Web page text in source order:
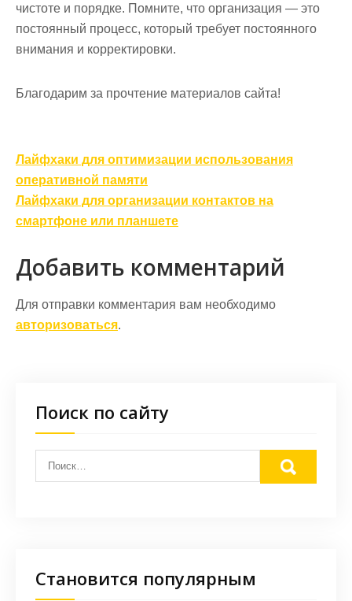
чистоте и порядке. Помните, что организация — это
постоянный процесс, который требует постоянного
внимания и корректировки.
Благодарим за прочтение материалов сайта!
Навигация
по
записям
Лайфхаки для оптимизации использования
оперативной памяти
Лайфхаки для организации контактов на
смартфоне или планшете
Добавить комментарий
Для отправки комментария вам необходимо
авторизоваться.
Поиск по сайту
Становится популярным